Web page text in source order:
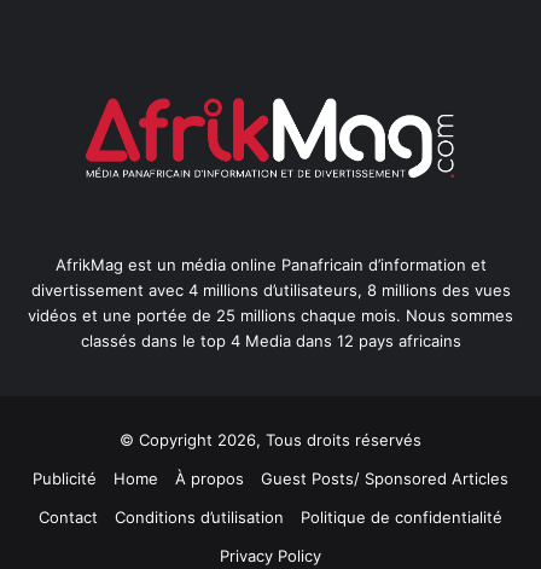
AfrikMag est un média online Panafricain d’information et
divertissement avec 4 millions d’utilisateurs, 8 millions des vues
vidéos et une portée de 25 millions chaque mois. Nous sommes
classés dans le top 4 Media dans 12 pays africains
© Copyright 2026, Tous droits réservés
Publicité
Home À propos
Guest Posts/ Sponsored Articles
Contact
Conditions d’utilisation
Politique de confidentialité
Privacy Policy